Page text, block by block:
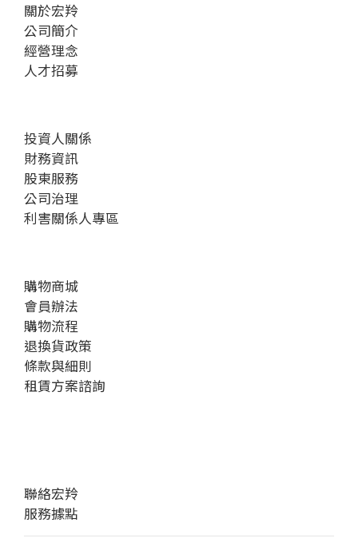
關於宏羚
公司簡介
經營理念
人才招募
投資人關係
財務資訊
股東服務
公司治理
利害關係人專區
購物商城
會員辦法
購物流程
退換貨政策
條款與細則
租賃方案諮詢
聯絡宏羚
服務據點